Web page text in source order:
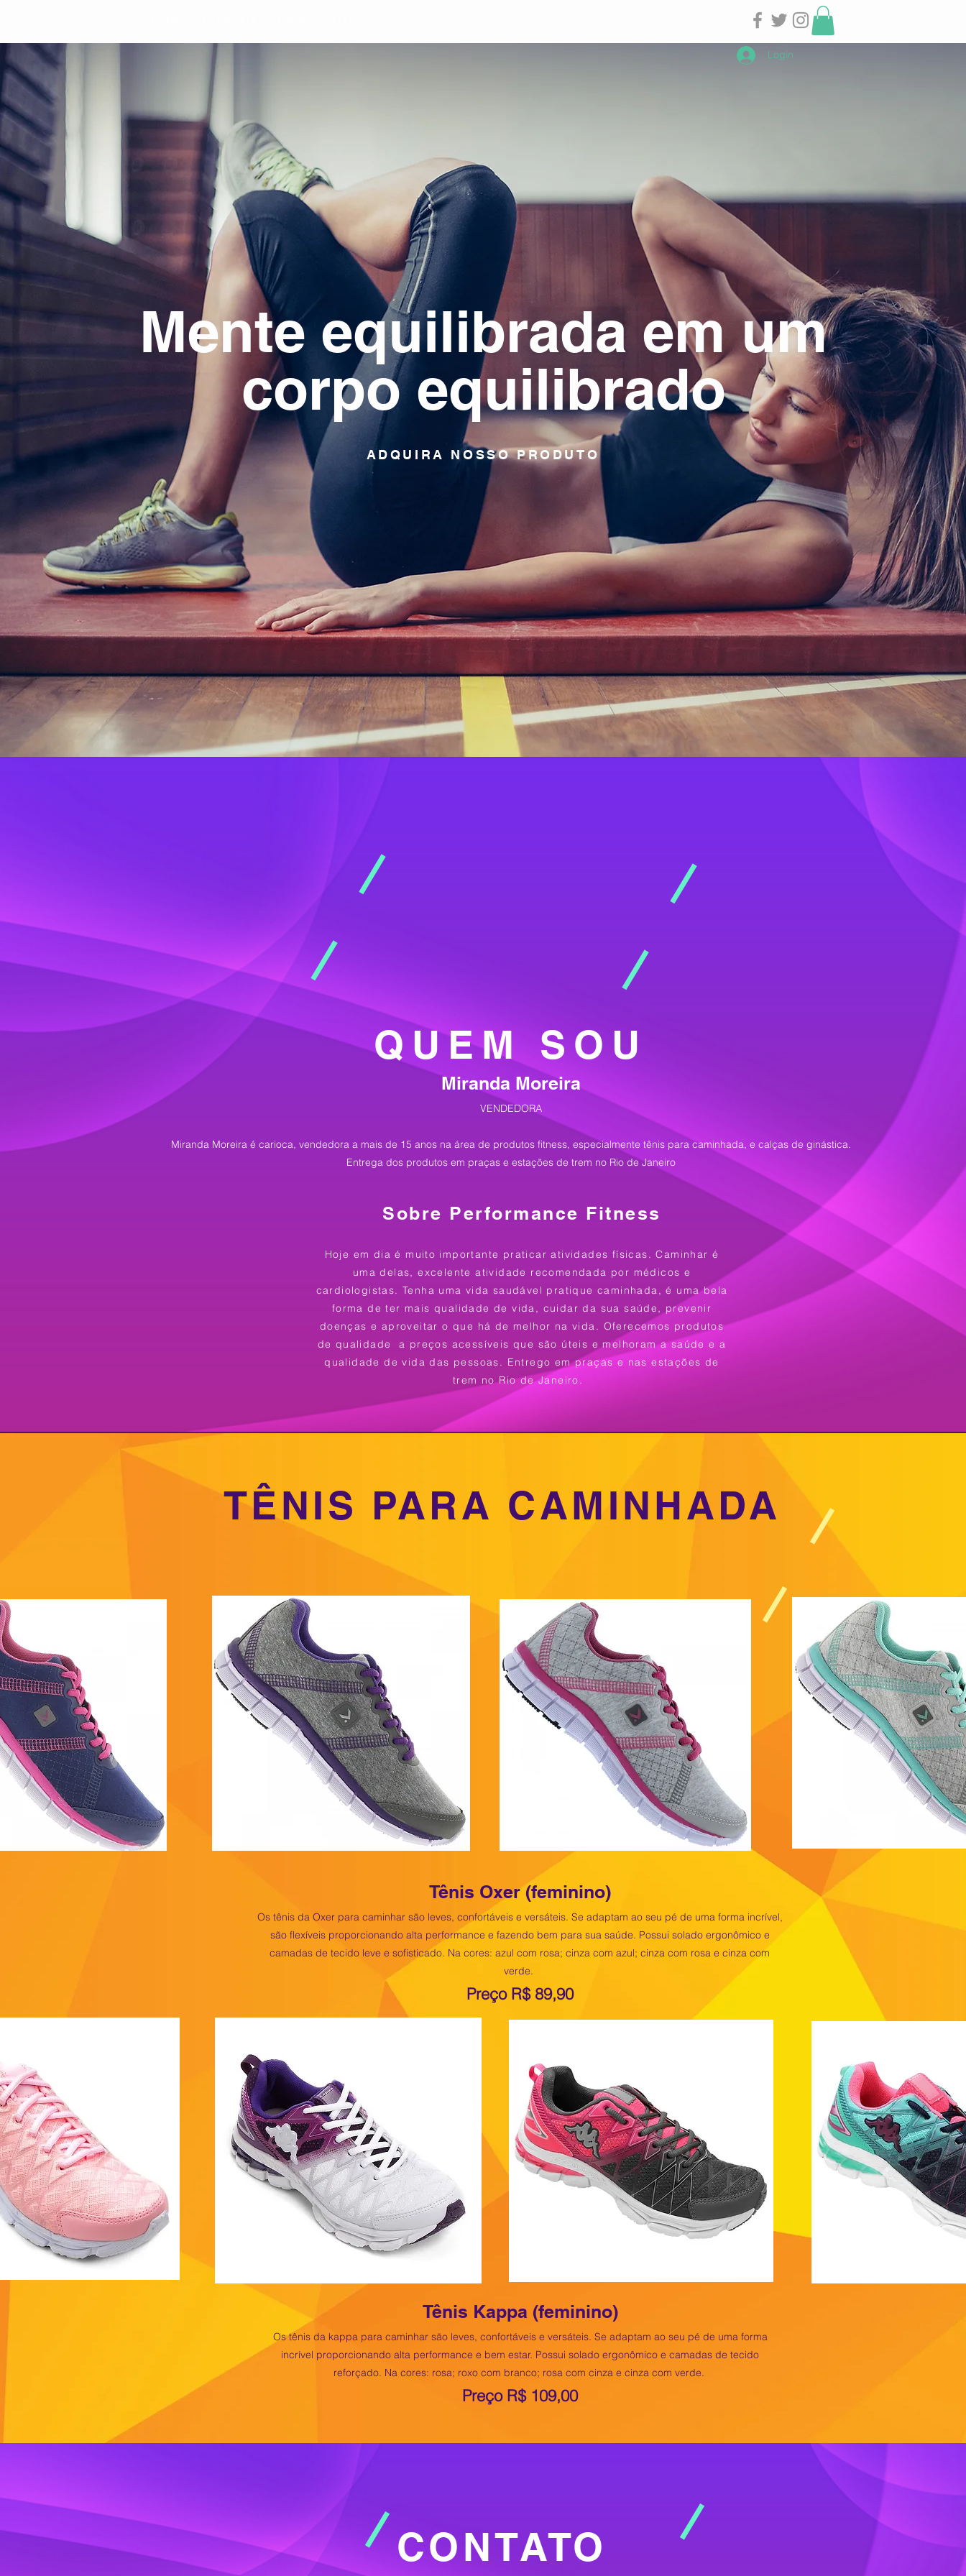
Login
Mente equilibrada em um
corpo equilibrado
ADQUIRA NOSSO PRODUTO
QUEM SOU
Miranda Moreira
VENDEDORA
Miranda Moreira é carioca, vendedora a mais de 15 anos na área de produtos fitness, especialmente tênis para caminhada, e calças de ginástica.
Entrega dos produtos em praças e estações de trem no Rio de Janeiro
Sobre Performance Fitness
Hoje em dia é muito importante praticar atividades físicas. Caminhar é
uma delas, excelente atividade recomendada por médicos e
cardiologistas. Tenha uma vida saudável pratique caminhada, é uma bela
forma de ter mais qualidade de vida, cuidar da sua saúde, prevenir
doenças e aproveitar o que há de melhor na vida. Oferecemos produtos
de qualidade a preços acessíveis que são úteis e melhoram a saúde e a
qualidade de vida das pessoas. Entrego em praças e nas estações de
trem no Rio de Janeiro.
Acorda e vai caminhar.
TÊNIS PARA CAMINHADA
Tênis Oxer (feminino)
Os tênis da Oxer para caminhar são leves, confortáveis e versáteis. Se adaptam ao seu pé de uma forma incrível,
são flexíveis proporcionando alta performance e fazendo bem para sua saúde. Possui solado ergonômico e
camadas de tecido leve e sofisticado. Na cores: azul com rosa; cinza com azul; cinza com rosa e cinza com
verde.
Preço R$ 89,90
Tênis Kappa (feminino)
Os tênis da kappa para caminhar são leves, confortáveis e versáteis. Se adaptam ao seu pé de uma forma
incrível proporcionando alta performance e bem estar. Possui solado ergonômico e camadas de tecido
reforçado. Na cores: rosa; roxo com branco; rosa com cinza e cinza com verde.
Preço R$ 109,00
CONTATO